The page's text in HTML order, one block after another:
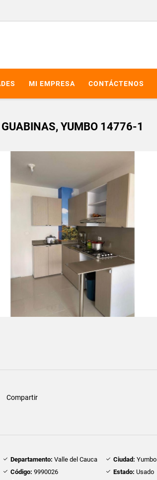
MI EMPRESA CONTÁCTENOS
YUMBO 14776-1
Compartir
Departamento: Valle del Cauca Ciudad: Yumbo
Código: 9990026 Estado: Usado